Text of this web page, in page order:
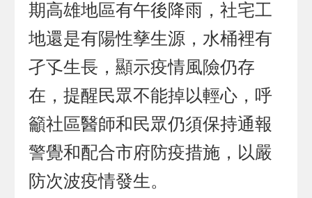
期高雄地區有午後降雨，社宅工
地還是有陽性孳生源，水桶裡有
孑孓生長，顯示疫情風險仍存
在，提醒民眾不能掉以輕心，呼
籲社區醫師和民眾仍須保持通報
警覺和配合市府防疫措施，以嚴
防次波疫情發生。